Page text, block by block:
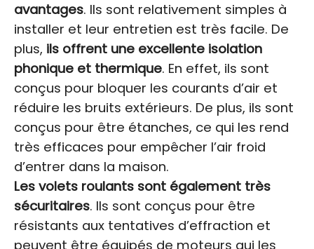
avantages. Ils sont relativement simples à
installer et leur entretien est très facile. De
plus, ils offrent une excellente isolation
phonique et thermique. En effet, ils sont
conçus pour bloquer les courants d’air et
réduire les bruits extérieurs. De plus, ils sont
conçus pour être étanches, ce qui les rend
très efficaces pour empêcher l’air froid
d’entrer dans la maison.
Les volets roulants sont également très
sécuritaires. Ils sont conçus pour être
résistants aux tentatives d’effraction et
peuvent être équipés de moteurs qui les